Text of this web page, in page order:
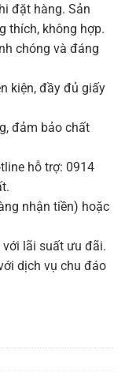
đặt hàng. Sản
thích, không hợp.
chóng và đáng
kiện, đầy đủ giấy
đảm bảo chất
hỗ trợ: 0914
nhận tiền) hoặc
lãi suất ưu đãi.
dịch vụ chu đáo
gọn số lượng